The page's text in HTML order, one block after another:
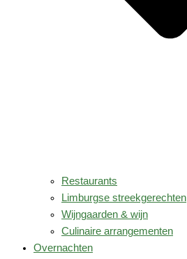
Restaurants
Limburgse streekgerechten
Wijngaarden & wijn
Culinaire arrangementen
Overnachten